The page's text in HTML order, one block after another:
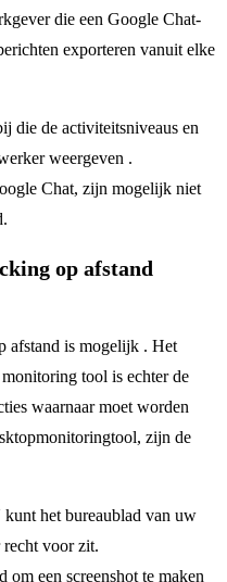
die een Google Chat-
exporteren vanuit elke
die de activiteitsniveaus en
weergeven .
Chat, zijn mogelijk niet
op afstand
afstand is mogelijk . Het
tool is echter de
waarnaar moet worden
zijn de
kunt het bureaublad van uw
voor zit.
om een screenshot te maken